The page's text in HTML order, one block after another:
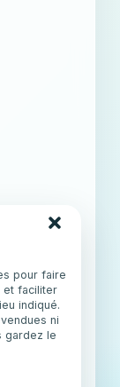
pour faire
et faciliter
indiqué.
ni
gardez le